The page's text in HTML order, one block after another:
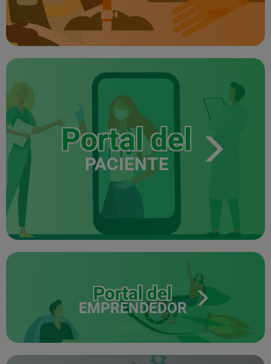
Portal del
PACIENTE
Portal del
EMPRENDEDOR